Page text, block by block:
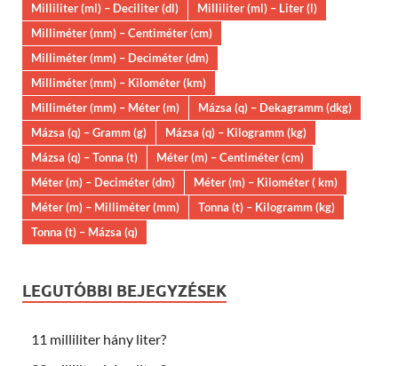
Milliliter (ml) – Deciliter (dl)
Milliliter (ml) – Liter (l)
Milliméter (mm) – Centiméter (cm)
Milliméter (mm) – Deciméter (dm)
Milliméter (mm) – Kilométer (km)
Milliméter (mm) – Méter (m)
Mázsa (q) – Dekagramm (dkg)
Mázsa (q) – Gramm (g)
Mázsa (q) – Kilogramm (kg)
Mázsa (q) – Tonna (t)
Méter (m) – Centiméter (cm)
Méter (m) – Deciméter (dm)
Méter (m) – Kilométer ( km)
Méter (m) – Milliméter (mm)
Tonna (t) – Kilogramm (kg)
Tonna (t) – Mázsa (q)
LEGUTÓBBI BEJEGYZÉSEK
11 milliliter hány liter?